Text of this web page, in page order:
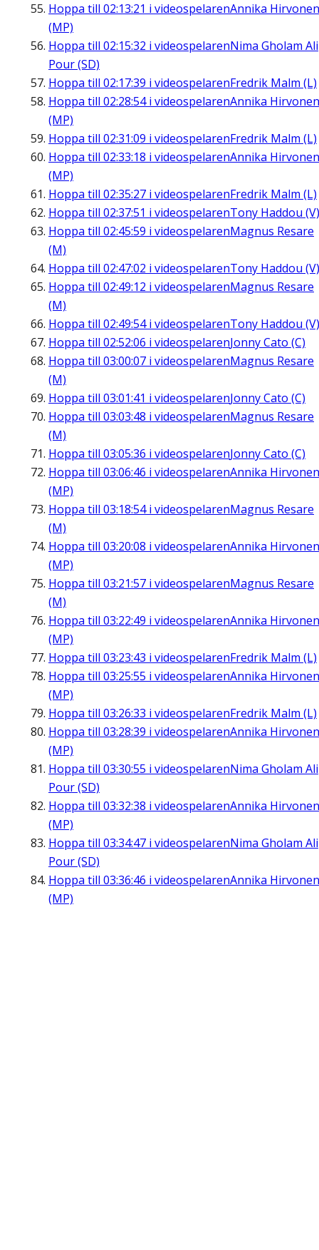
Hoppa till 02:13:21 i videospelarenAnnika Hirvonen
(MP)
Hoppa till 02:15:32 i videospelarenNima Gholam Ali
Pour (SD)
Hoppa till 02:17:39 i videospelarenFredrik Malm (L)
Hoppa till 02:28:54i videospelarenAnnika Hirvonen
(MP)
Hoppa till 02:31:09 i videospelarenFredrik Malm (L)
Hoppa till 02:33:18 i videospelarenAnnika Hirvonen
(MP)
Hoppa till 02:35:27 i videospelarenFredrik Malm (L)
Hoppa till 02:37:51 i videospelarenTony Haddou (V)
Hoppa till 02:45:59 i videospelarenMagnus Resare
(M)
Hoppa till 02:47:02 i videospelarenTony Haddou (V)
Hoppa till 02:49:12 i videospelarenMagnus Resare
(M)
Hoppa till 02:49:54i videospelarenTony Haddou (V)
Hoppa till 02:52:06 i videospelarenJonny Cato (C)
Hoppa till 03:00:07 i videospelarenMagnus Resare
(M)
Hoppa till 03:01:41 i videospelarenJonny Cato (C)
Hoppa till 03:03:48 i videospelarenMagnus Resare
(M)
Hoppa till 03:05:36 i videospelarenJonny Cato (C)
Hoppa till 03:06:46 i videospelarenAnnika Hirvonen
(MP)
Hoppa till 03:18:54i videospelarenMagnus Resare
(M)
Hoppa till 03:20:08 i videospelarenAnnika Hirvonen
(MP)
Hoppa till 03:21:57 i videospelarenMagnus Resare
(M)
Hoppa till 03:22:49 i videospelarenAnnika Hirvonen
(MP)
Hoppa till 03:23:43 i videospelarenFredrik Malm (L)
Hoppa till 03:25:55 i videospelarenAnnika Hirvonen
(MP)
Hoppa till 03:26:33 i videospelarenFredrik Malm (L)
Hoppa till 03:28:39 i videospelarenAnnika Hirvonen
(MP)
Hoppa till 03:30:55 i videospelarenNima Gholam Ali
Pour (SD)
Hoppa till 03:32:38 i videospelarenAnnika Hirvonen
(MP)
Hoppa till 03:34:47 i videospelarenNima Gholam Ali
Pour (SD)
Hoppa till 03:36:46 i videospelarenAnnika Hirvonen
(MP)